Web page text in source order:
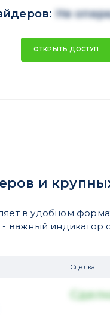
Не
ОТКРЫТЬ ДОСТУП
и
в удобном
важный индикатор
Сделка